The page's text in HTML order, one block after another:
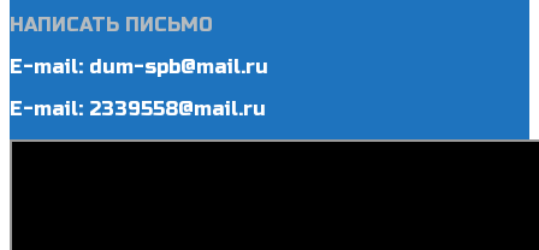
НАПИСАТЬ ПИСЬМО
E-mail: dum-spb@mail.ru
E-mail: 2339558@mail.ru